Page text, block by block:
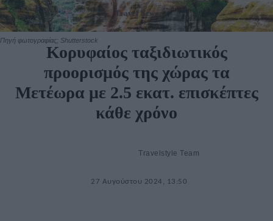
Πηγή φωτογραφίας; Shutterstock
Travel News
Κορυφαίος ταξιδιωτικός
προορισμός της χώρας τα
Μετέωρα με 2.5 εκατ. επισκέπτες
κάθε χρόνο
Travelstyle Team
27 Αυγούστου 2024, 13:50